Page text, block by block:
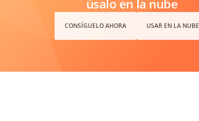
úsalo en la nube
CONSÍGUELO AHORA USAR EN LA NUBE